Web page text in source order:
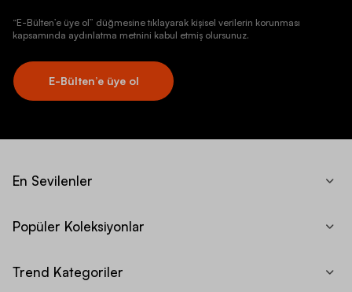
“E-Bülten’e üye ol” düğmesine tıklayarak kişisel verilerin korunması
kapsamında aydınlatma metnini kabul etmiş olursunuz.
E-Bülten’e üye ol
En Sevilenler
Popüler Koleksiyonlar
Trend Kategoriler